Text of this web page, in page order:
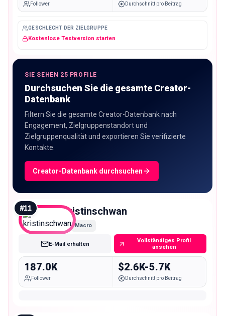
Follower Durchschnitt pro Beitrag
GESCHLECHT DER ZIELGRUPPE
Kostenlose Testversion starten
SIE SEHEN 25 PROFILE
Durchsuchen Sie die gesamte Creator-
Datenbank
Filtern Sie die gesamte Creator-Datenbank nach
Engagement, Zielgruppenstandort und
Zielgruppenqualität und exportieren Sie verifizierte
Kontakte.
Creator-Datenbank durchsuchen
#11 kristinschwan
Macro
E-Mail erhalten
Vollständiges Profil
ansehen
187.0K
Follower
$2.6K-5.7K
Durchschnitt pro Beitrag